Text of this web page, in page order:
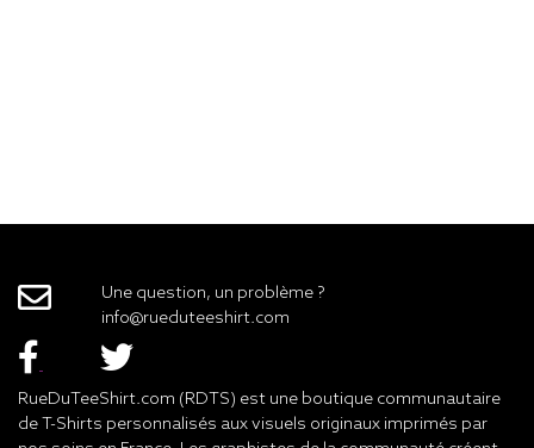
Une question, un problème ?
info@rueduteeshirt.com
RueDuTeeShirt.com (RDTS) est une boutique communautaire
de T-Shirts personnalisés aux visuels originaux imprimés par